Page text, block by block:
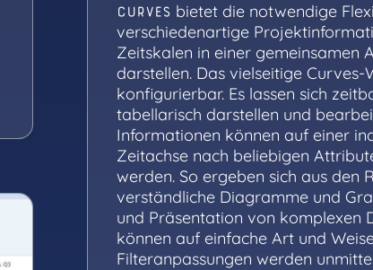
CURVES bietet die notwendige
verschiedenartige
Zeitskalen in einer gemeinsamen
darstellen. Das vielseitige
konfigurierbar. Es lassen sich
tabellarisch darstellen und
Informationen können auf einer
Zeitachse nach beliebigen
werden. So ergeben sich aus den
verständliche Diagramme und
und Präsentation von komplexen
können auf einfache Art und
Filteranpassungen werden